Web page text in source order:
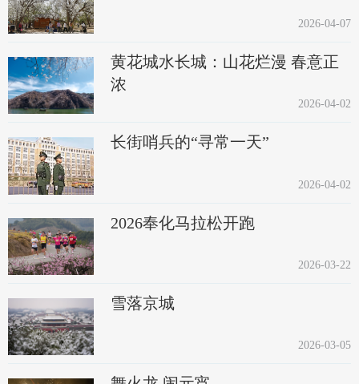
2026-04-07
黄花城水长城：山花烂漫 春意正
浓
2026-04-02
长街哨兵的“寻常一天”
2026-04-02
2026奉化马拉松开跑
2026-03-22
雪落京城
2026-03-05